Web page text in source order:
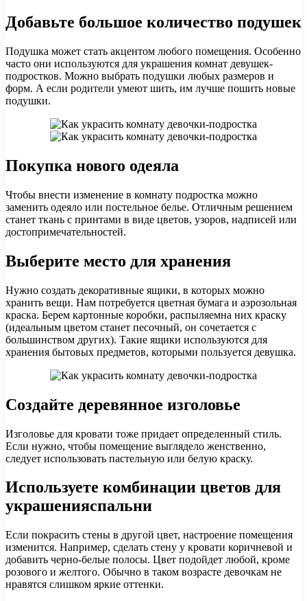
Добавьте большое количество подушек
Подушка может стать акцентом любого помещения. Особенно
часто они используются для украшения комнат девушек-
подростков. Можно выбрать подушки любых размеров и
форм. А если родители умеют шить, им лучше пошить новые
подушки.
Покупка нового одеяла
Чтобы внести изменение в комнату подростка можно
заменить одеяло или постельное белье. Отличным решением
станет ткань с принтами в виде цветов, узоров, надписей или
достопримечательностей.
Выберите место для хранения
Нужно создать декоративные ящики, в которых можно
хранить вещи. Нам потребуется цветная бумага и аэрозольная
краска. Берем картонные коробки, распыляемна них краску
(идеальным цветом станет песочный, он сочетается с
большинством других). Такие ящики используются для
хранения бытовых предметов, которыми пользуется девушка.
Создайте деревянное изголовье
Изголовье для кровати тоже придает определенный стиль.
Если нужно, чтобы помещение выглядело женственно,
следует использовать пастельную или белую краску.
Используете комбинации цветов для
украшенияспальни
Если покрасить стены в другой цвет, настроение помещения
изменится. Например, сделать стену у кровати коричневой и
добавить черно-белые полосы. Цвет подойдет любой, кроме
розового и желтого. Обычно в таком возрасте девочкам не
нравятся слишком яркие оттенки.